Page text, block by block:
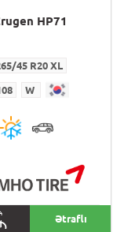
HP71
45 R20 XL
W
Ətraflı